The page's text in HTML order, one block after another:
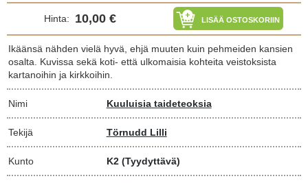
Hinta: 10,00 € LISÄÄ OSTOSKORIIN
Ikäänsä nähden vielä hyvä, ehjä muuten kuin pehmeiden kansien
osalta. Kuvissa sekä koti- että ulkomaisia kohteita veistoksista
kartanoihin ja kirkkoihin.
Nimi Kuuluisia taideteoksia
Tekijä Törnudd Lilli
Kunto K2 (Tyydyttävä)